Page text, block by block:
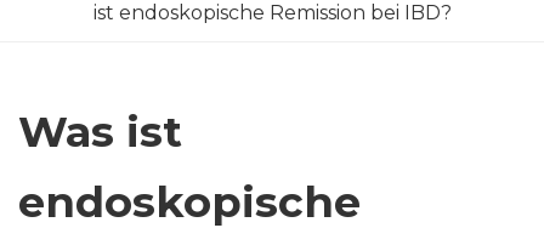
ist endoskopische Remission bei IBD?
Was ist
endoskopische